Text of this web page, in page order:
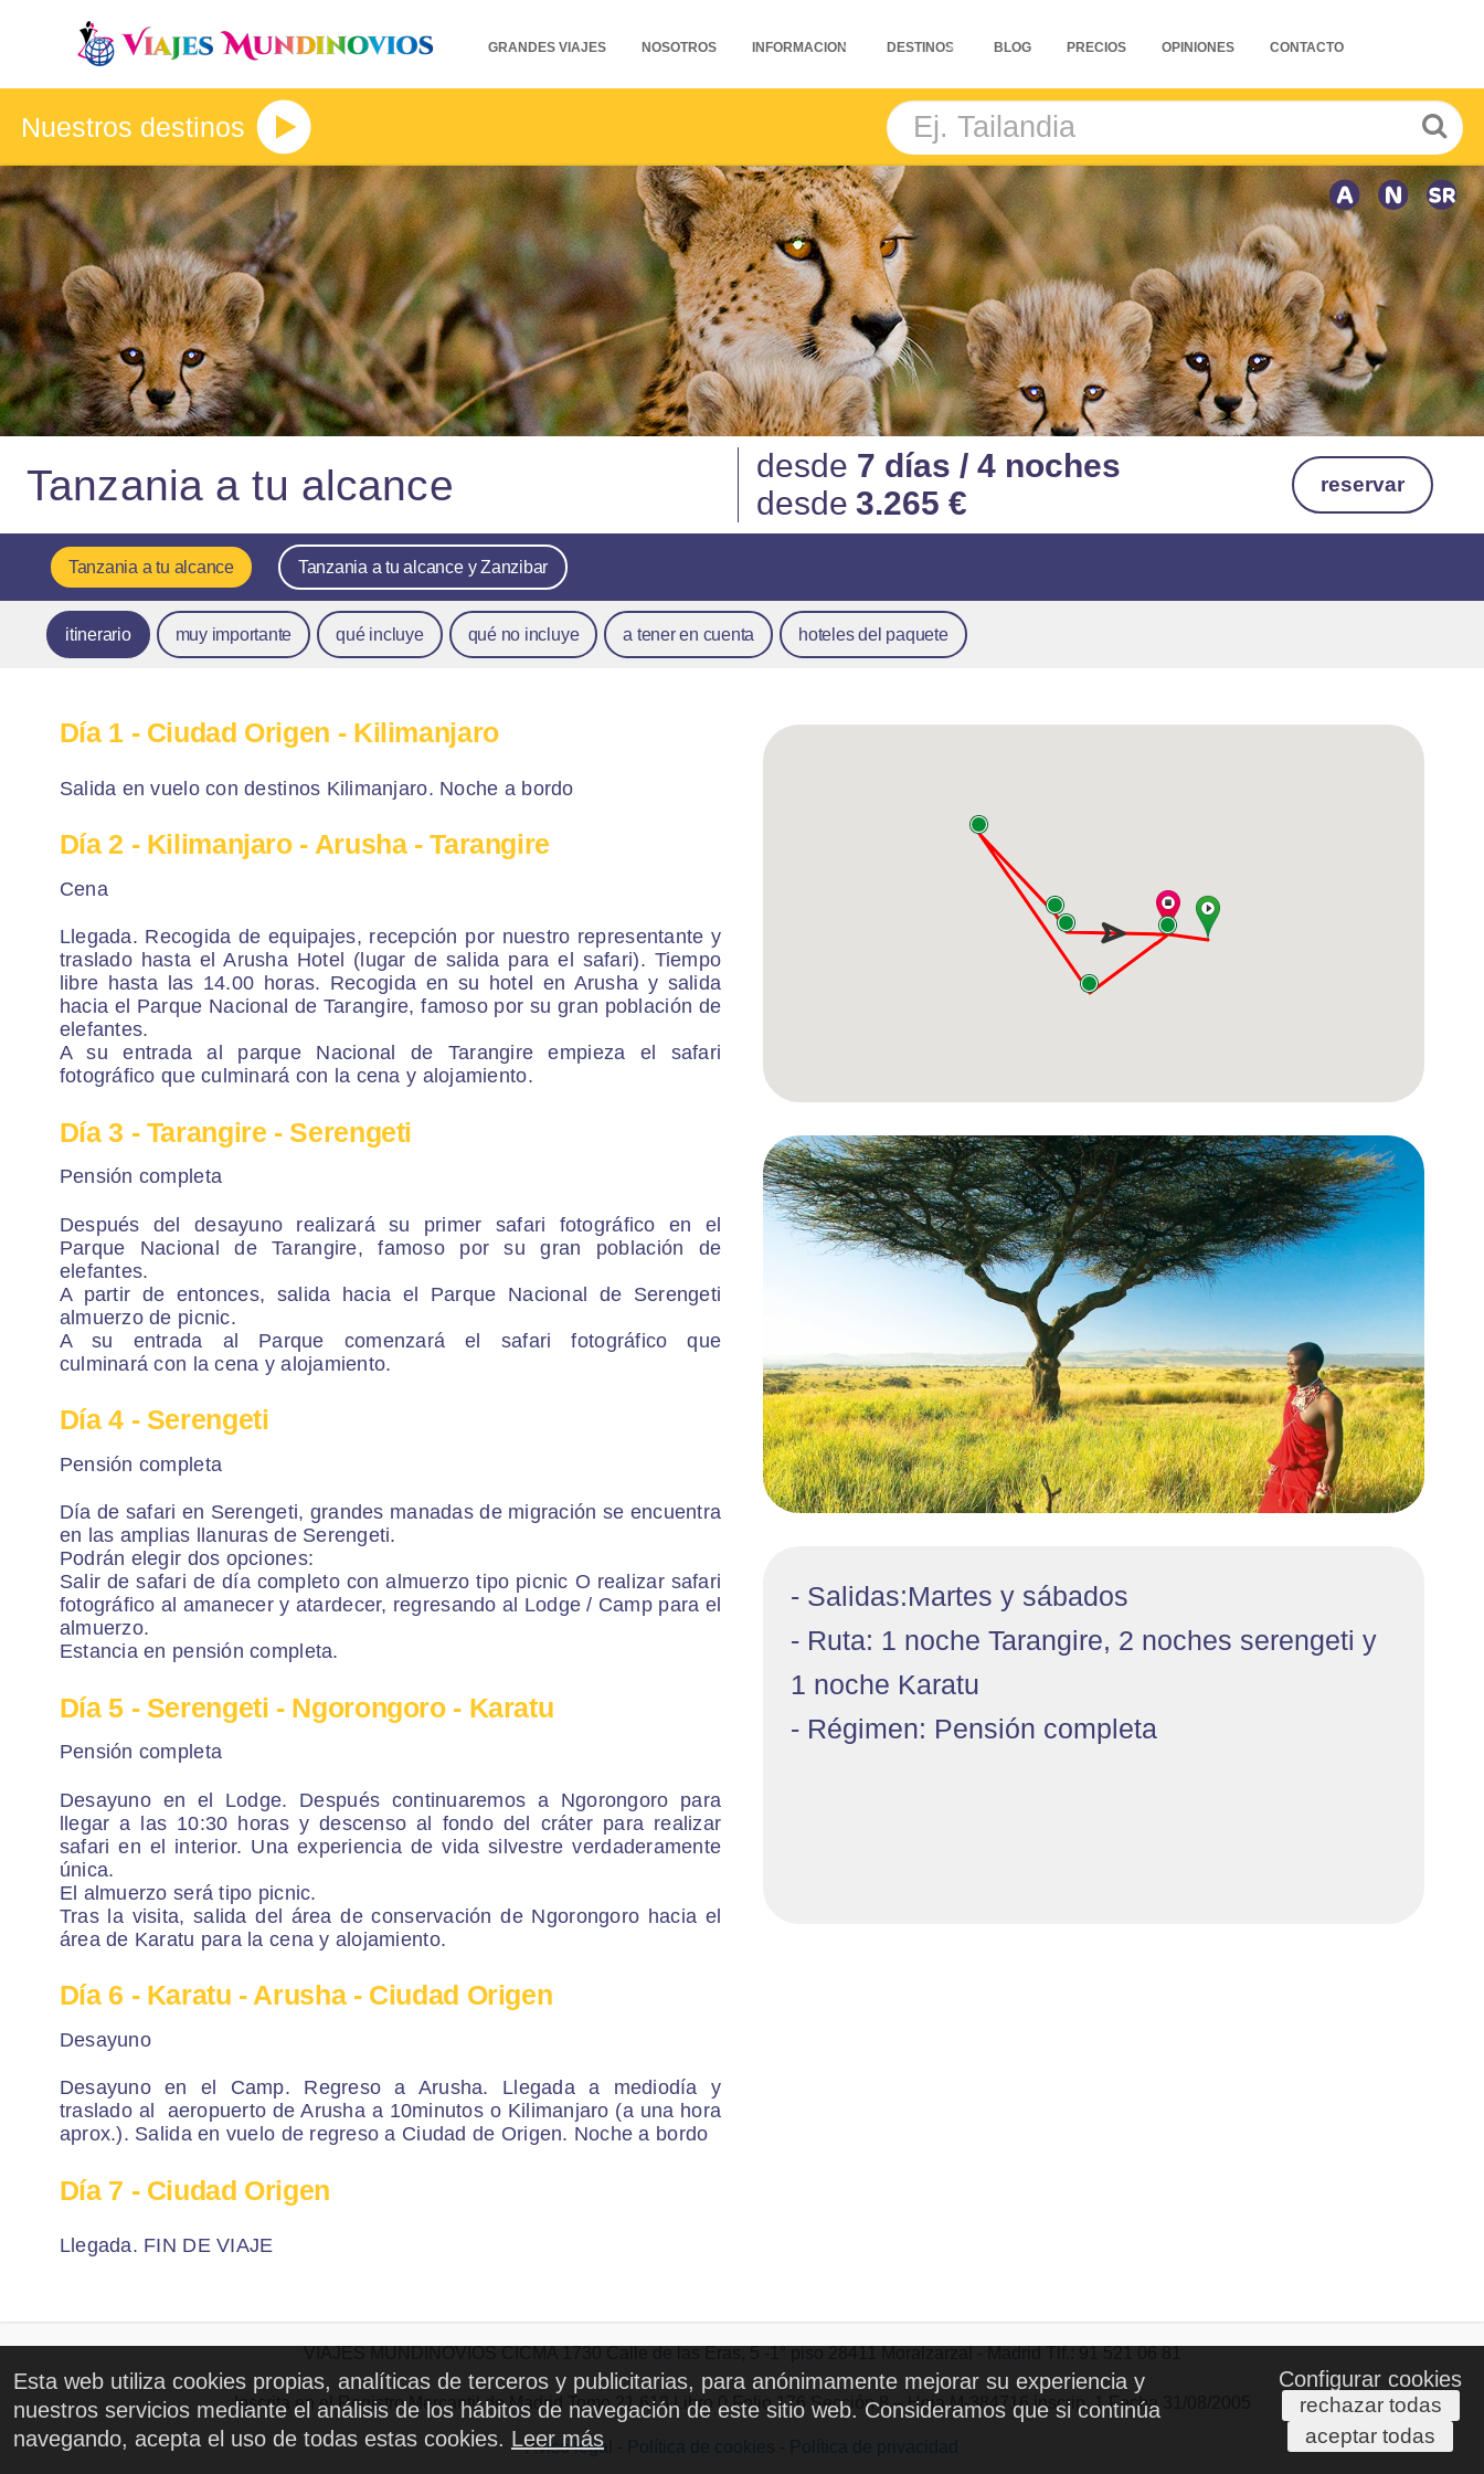
GRANDES VIAJES NOSOTROS INFORMACION DESTINOS BLOG PRECIOS OPINIONES CONTACTO
Nuestros destinos
Tanzania a tu alcance desde 7 días / 4 noches
desde 3.265 €
reservar
Tanzania a tu alcance Tanzania a tu alcance y Zanzibar
itinerario muy importante qué incluye qué no incluye a tener en cuenta hoteles del paquete
Día 1 - Ciudad Origen - Kilimanjaro
Salida en vuelo con destinos Kilimanjaro. Noche a bordo
Día 2 - Kilimanjaro - Arusha - Tarangire
Cena
Llegada. Recogida de equipajes, recepción por nuestro representante y
traslado hasta el Arusha Hotel (lugar de salida para el safari). Tiempo
libre hasta las 14.00 horas. Recogida en su hotel en Arusha y salida
hacia el Parque Nacional de Tarangire, famoso por su gran población de
elefantes.
A su entrada al parque Nacional de Tarangire empieza el safari
fotográfico que culminará con la cena y alojamiento.
Día 3 - Tarangire - Serengeti
Pensión completa
Después del desayuno realizará su primer safari fotográfico en el
Parque Nacional de Tarangire, famoso por su gran población de
elefantes.
A partir de entonces, salida hacia el Parque Nacional de Serengeti
almuerzo de picnic.
A su entrada al Parque comenzará el safari fotográfico que
culminará con la cena y alojamiento.
Día 4 - Serengeti
Pensión completa
Día de safari en Serengeti, grandes manadas de migración se encuentra
en las amplias llanuras de Serengeti.
Podrán elegir dos opciones:
Salir de safari de día completo con almuerzo tipo picnic O realizar safari
fotográfico al amanecer y atardecer, regresando al Lodge / Camp para el
almuerzo.
Estancia en pensión completa.
Día 5 - Serengeti - Ngorongoro - Karatu
Pensión completa
Desayuno en el Lodge. Después continuaremos a Ngorongoro para
llegar a las 10:30 horas y descenso al fondo del cráter para realizar
safari en el interior. Una experiencia de vida silvestre verdaderamente
única.
El almuerzo será tipo picnic.
Tras la visita, salida del área de conservación de Ngorongoro hacia el
área de Karatu para la cena y alojamiento.
Día 6 - Karatu - Arusha - Ciudad Origen
Desayuno
Desayuno en el Camp. Regreso a Arusha. Llegada a mediodía y
traslado al aeropuerto de Arusha a 10minutos o Kilimanjaro (a una hora
aprox.). Salida en vuelo de regreso a Ciudad de Origen. Noche a bordo
Día 7 - Ciudad Origen
Llegada. FIN DE VIAJE
- Salidas:Martes y sábados
- Ruta: 1 noche Tarangire, 2 noches serengeti y
1 noche Karatu
- Régimen: Pensión completa
Inscrita en el Registro Mercantil de Madrid Tomo 21,618 Libro 0 Folio 176 Sección 8 – Hoja M-384716 inscrip. 1 Fecha 31/08/2005
Aviso legal Política de cookies Política de privacidad
Esta web utiliza cookies propias, analíticas de terceros y publicitarias, para anónimamente mejorar su experiencia y
nuestros servicios mediante el análisis de los hábitos de navegación de este sitio web. Consideramos que si continúa
navegando, acepta el uso de todas estas cookies. Leer más
Configurar cookies
rechazar todas
aceptar todas